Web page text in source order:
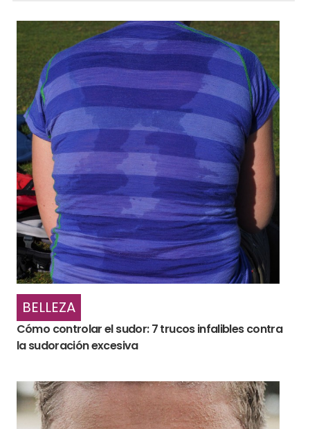
BELLEZA
Cómo controlar el sudor: 7 trucos infalibles contra
la sudoración excesiva